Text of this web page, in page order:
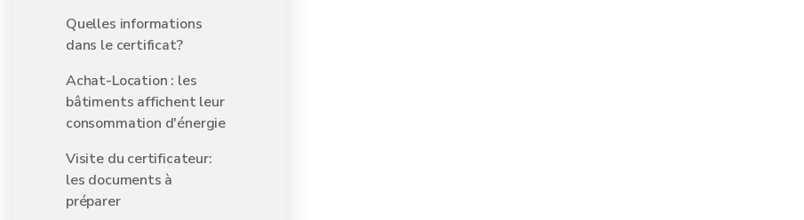
Quelles informations
dans le certificat?
Achat-Location : les
bâtiments affichent leur
consommation d'énergie
Visite du certificateur:
les documents à
préparer